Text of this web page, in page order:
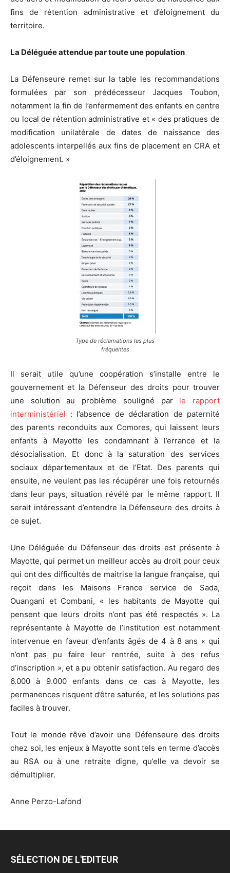
fins de rétention administrative et d’éloignement du
territoire.
La Déléguée attendue par toute une population
La Défenseure remet sur la table les recommandations
formulées par son prédécesseur Jacques Toubon,
notamment la fin de l’enfermement des enfants en centre
ou local de rétention administrative et « des pratiques de
modification unilatérale de dates de naissance des
adolescents interpellés aux fins de placement en CRA et
d’éloignement. »
Type de réclamations les plus
fréquentes
Il serait utile qu’une coopération s’installe entre le
gouvernement et la Défenseur des droits pour trouver
une solution au problème souligné par le rapport
interministériel : l’absence de déclaration de paternité
des parents reconduits aux Comores, qui laissent leurs
enfants à Mayotte les condamnant à l’errance et la
désocialisation. Et donc à la saturation des services
sociaux départementaux et de l’Etat. Des parents qui
ensuite, ne veulent pas les récupérer une fois retournés
dans leur pays, situation révélé par le même rapport. Il
serait intéressant d’entendre la Défenseure des droits à
ce sujet.
Une Déléguée du Défenseur des droits est présente à
Mayotte, qui permet un meilleur accès au droit pour ceux
qui ont des difficultés de maitrise la langue française, qui
reçoit dans les Maisons France service de Sada,
Ouangani et Combani, « les habitants de Mayotte qui
pensent que leurs droits n’ont pas été respectés ». La
représentante à Mayotte de l’institution est notamment
intervenue en faveur d’enfants âgés de 4 à 8 ans « qui
n’ont pas pu faire leur rentrée, suite à des refus
d’inscription », et a pu obtenir satisfaction. Au regard des
6.000 à 9.000 enfants dans ce cas à Mayotte, les
permanences risquent d’être saturée, et les solutions pas
faciles à trouver.
Tout le monde rêve d’avoir une Défenseure des droits
chez soi, les enjeux à Mayotte sont tels en terme d’accès
au RSA ou à une retraite digne, qu’elle va devoir se
démultiplier.
Anne Perzo-Lafond
SÉLECTION DE L'EDITEUR